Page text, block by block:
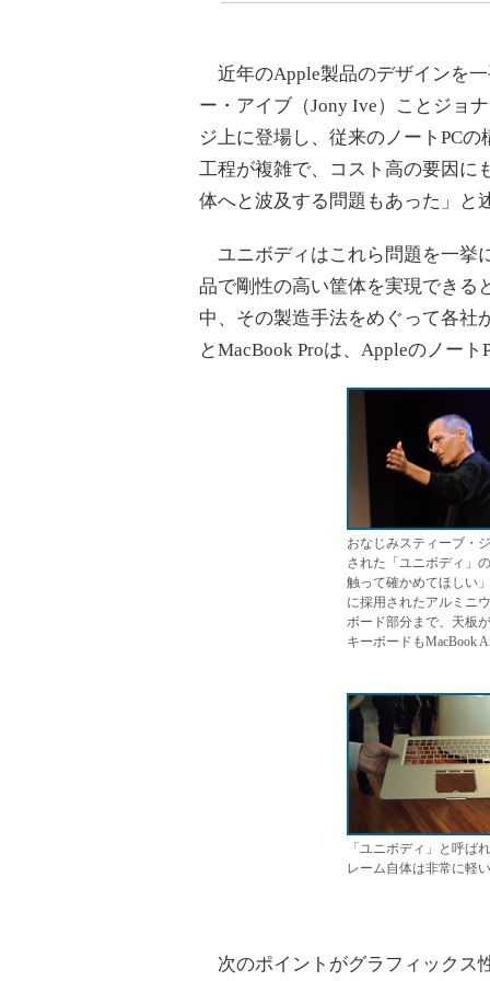
近年のApple製品のデザインを
ー・アイブ（Jony Ive）ことジョ
ジ上に登場し、従来のノートPC
工程が複雑で、コスト高の要因に
体へと波及する問題もあった」と
ユニボディはこれら問題を一挙
品で剛性の高い筐体を実現できる
中、その製造手法をめぐって各社
とMacBook Proは、Appleのノー
おなじみスティーブ・
された「ユニボディ」
触って確かめてほしい
に採用されたアルミニ
ボード部分まで、天板
キーボードもMacBook
「ユニボディ」と呼ば
レーム自体は非常に軽い
次のポイントがグラフィックス